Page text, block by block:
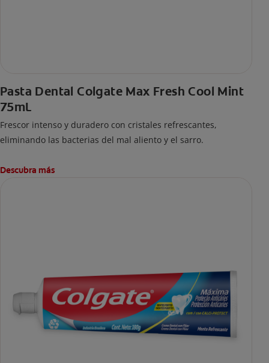
Pasta Dental Colgate Max Fresh Cool Mint
75mL
Frescor intenso y duradero con cristales refrescantes,
eliminando las bacterias del mal aliento y el sarro.
Descubra más